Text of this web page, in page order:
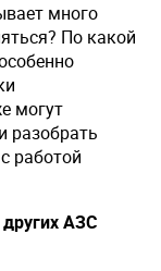
много
По какой
могут
разобрать
работой
АЗС